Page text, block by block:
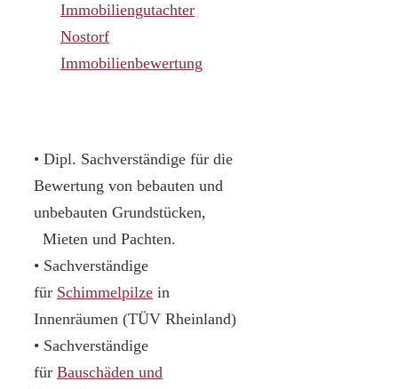
Immobiliengutachter
Nostorf
Immobilienbewertung
• Dipl. Sachverständige für die
Bewertung von bebauten und
unbebauten Grundstücken,
Mieten und Pachten.
• Sachverständige
für Schimmelpilze in
Innenräumen (TÜV Rheinland)
• Sachverständige
für Bauschäden und